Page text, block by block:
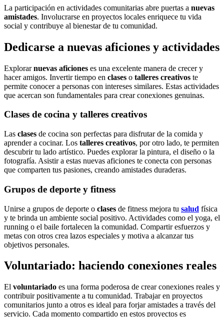
La participación en actividades comunitarias abre puertas a nuevas
amistades. Involucrarse en proyectos locales enriquece tu vida
social y contribuye al bienestar de tu comunidad.
Dedicarse a nuevas aficiones y actividades
Explorarnuevas aficiones es una excelente manera de crecer y
hacer amigos. Invertir tiempo en clases o talleres creativos te
permite conocer a personas con intereses similares. Estas actividades
que acercan son fundamentales para crear conexiones genuinas.
Clases de cocina y talleres creativos
Las clases de cocina son perfectas para disfrutar de la comida y
aprender a cocinar. Los talleres creativos, por otro lado, te permiten
descubrir tu lado artístico. Puedes explorar la pintura, el diseño o la
fotografía. Asistir a estas nuevas aficiones te conecta con personas
que comparten tus pasiones, creando amistades duraderas.
Grupos de deporte y fitness
Unirse a grupos de deporte o clases de fitness mejora tu salud física
y te brinda un ambiente social positivo. Actividades como el yoga, el
running o el baile fortalecen la comunidad. Compartir esfuerzos y
metas con otros crea lazos especiales y motiva a alcanzar tus
objetivos personales.
Voluntariado: haciendo conexiones reales
El voluntariado es una forma poderosa de crear conexiones reales y
contribuir positivamente a tu comunidad. Trabajar en proyectos
comunitarios junto a otros es ideal para forjar amistades a través del
servicio. Cada momento compartido en estos proyectos es